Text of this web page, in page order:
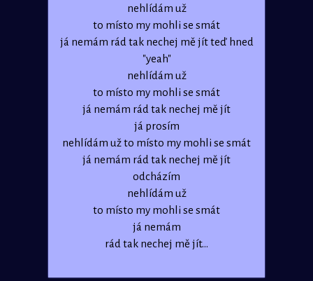
nehlídám už
to místo my mohli se smát
já nemám rád tak nechej mě jít teď hned
"yeah"
nehlídám už
to místo my mohli se smát
já nemám rád tak nechej mě jít
já prosím
nehlídám už to místo my mohli se smát
já nemám rád tak nechej mě jít
odcházím
nehlídám už
to místo my mohli se smát
já nemám
rád tak nechej mě jít...